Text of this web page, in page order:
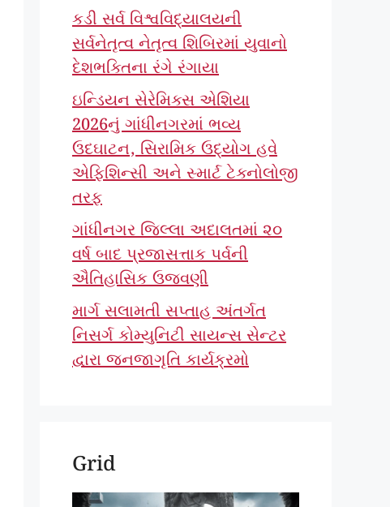
કડી સર્વ વિશ્વવિદ્યાલયની
સર્વનેતૃત્વ નેતૃત્વ શિબિરમાં યુવાનો
દેશભક્તિના રંગે રંગાયા
ઇન્ડિયન સેરેમિક્સ એશિયા
2026નું ગાંધીનગરમાં ભવ્ય
ઉદઘાટન, સિરામિક ઉદ્યોગ હવે
એફિશિન્સી અને સ્માર્ટ ટેક્નોલોજી
તરફ
ગાંધીનગર જિલ્લા અદાલતમાં ૨૦
વર્ષ બાદ પ્રજાસત્તાક પર્વની
ઐતિહાસિક ઉજવણી
માર્ગ સલામતી સપ્તાહ અંતર્ગત
નિસર્ગ કોમ્યુનિટી સાયન્સ સેન્ટર
દ્વારા જનજાગૃતિ કાર્યક્રમો
Grid